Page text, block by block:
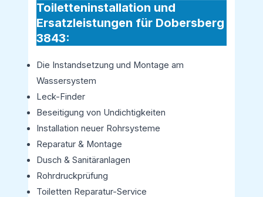
Toiletteninstallation und
Ersatzleistungen für Dobersberg
3843:
Die Instandsetzung und Montage am
Wassersystem
Leck-Finder
Beseitigung von Undichtigkeiten
Installation neuer Rohrsysteme
Reparatur & Montage
Dusch & Sanitäranlagen
Rohrdruckprüfung
Toiletten Reparatur-Service